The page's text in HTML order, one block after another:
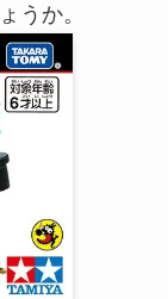
うか。